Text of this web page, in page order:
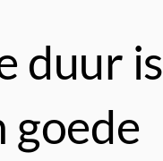
duur is
goede